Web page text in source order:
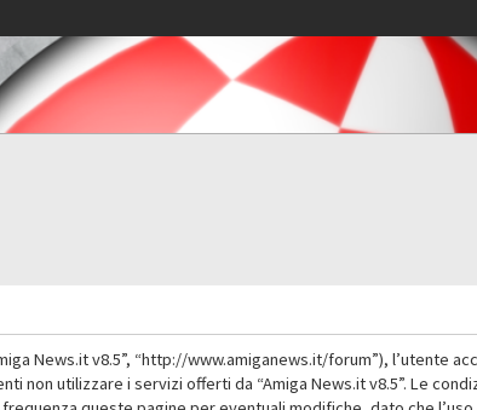
News.it v8.5”, “http://www.amiganews.it/forum”), l’utente
non utilizzare i servizi offerti da “Amiga News.it v8.5”. Le